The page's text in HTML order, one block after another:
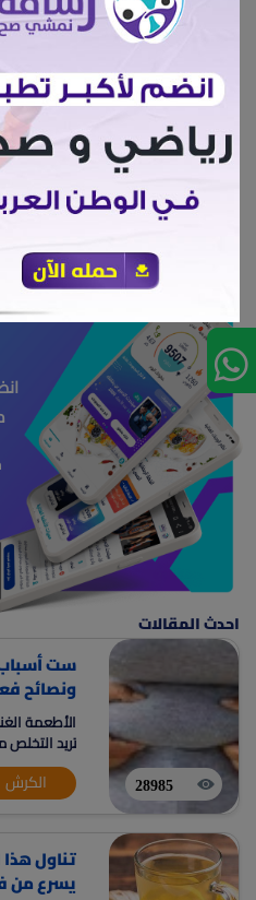
الأم بعد الولادة.
إعجابات 688
ترهلات
احدث المقالات
28985
ست أسباب
ونصائح
الأطعمة
تريد
معدتك
الكرش
تناول
يسرع من